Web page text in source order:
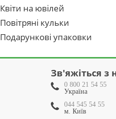
Квіти на ювілей
Повітряні кульки
Подарункові упаковки
Зв'яжіться з
0 800 21 54 55
Україна
044 545 54 55
м. Київ